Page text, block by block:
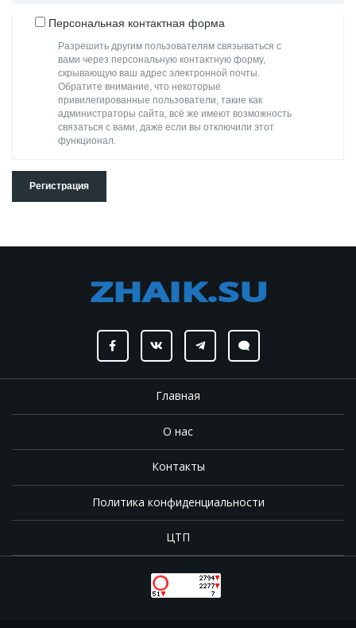
Персональная контактная форма
Разрешить другим пользователям связываться с
вами через персональную контактную форму,
скрывающую ваш адрес электронной почты.
Обратите внимание, что некоторые
привилегированные пользователи, такие как
администраторы сайта, всё же имеют возможность
связаться с вами, даже если вы отключили этот
функционал.
Главная
О нас
Контакты
Политика конфиденциальности
ЦТП